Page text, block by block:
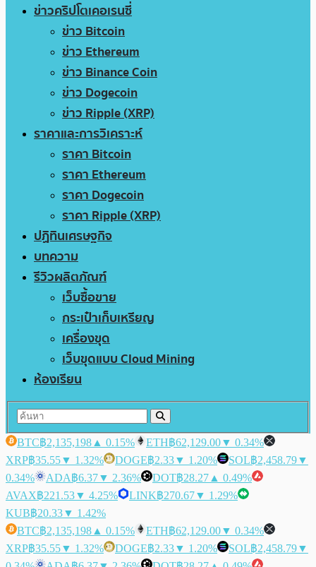
ข่าวคริปโตเคอเรนซี่
ข่าว Bitcoin
ข่าว Ethereum
ข่าว Binance Coin
ข่าว Dogecoin
ข่าว Ripple (XRP)
ราคาและการวิเคราะห์
ราคา Bitcoin
ราคา Ethereum
ราคา Dogecoin
ราคา Ripple (XRP)
ปฏิทินเศรษฐกิจ
บทความ
รีวิวผลิตภัณฑ์
เว็บซื้อขาย
กระเป๋าเก็บเหรียญ
เครื่องขุด
เว็บขุดแบบ Cloud Mining
ห้องเรียน
BTC฿2,135,198 ▲ 0.15% ETH฿62,129.00▼ 0.34%
XRP฿35.55▼ 1.32% DOGE฿2.33▼ 1.20% SOL฿2,458.79▼
0.34%
ADA฿6.37▼ 2.36% DOT฿28.27 ▲ 0.49%
AVAX฿221.53▼ 4.25% LINK฿270.67▼ 1.29%
KUB฿20.33▼ 1.42%
BTC฿2,135,198 ▲ 0.15% ETH฿62,129.00▼ 0.34%
XRP฿35.55▼ 1.32% DOGE฿2.33▼ 1.20% SOL฿2,458.79▼